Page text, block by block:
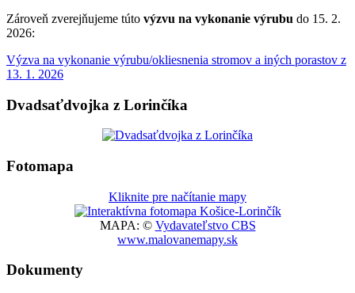
Zároveň zverejňujeme túto výzvu na vykonanie výrubu do 15. 2.
2026:
Výzva na vykonanie výrubu/okliesnenia stromov a iných porastov z
13. 1. 2026
Dvadsaťdvojka z Lorinčíka
Fotomapa
Kliknite pre načítanie mapy
MAPA: © Vydavateľstvo CBS
www.malovanemapy.sk
Dokumenty